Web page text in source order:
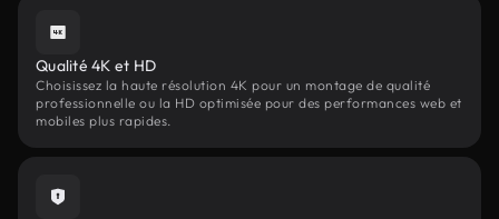
Qualité 4K et HD
Choisissez la haute résolution 4K pour un montage de qualité
professionnelle ou la HD optimisée pour des performances web et
mobiles plus rapides.